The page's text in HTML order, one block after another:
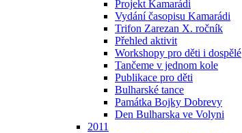
Projekt Kamarádi
Vydání časopisu Kamarádi
Trifon Zarezan X. ročník
Přehled aktivit
Workshopy pro děti i dospělé
Tančeme v jednom kole
Publikace pro děti
Bulharské tance
Památka Bojky Dobrevy
Den Bulharska ve Volyni
2011